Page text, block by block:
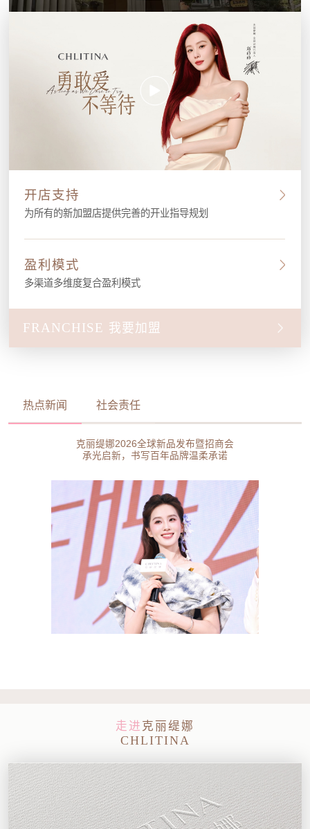
开店支持
为所有的新加盟店提供完善的开业指导规划
盈利模式
多渠道多维度复合盈利模式
FRANCHISE 我要加盟
热点新闻 社会责任
克丽缇娜2026全球新品发布暨招商会
承光启新，书写百年品牌温柔承诺
走进 克丽缇娜
CHLITINA